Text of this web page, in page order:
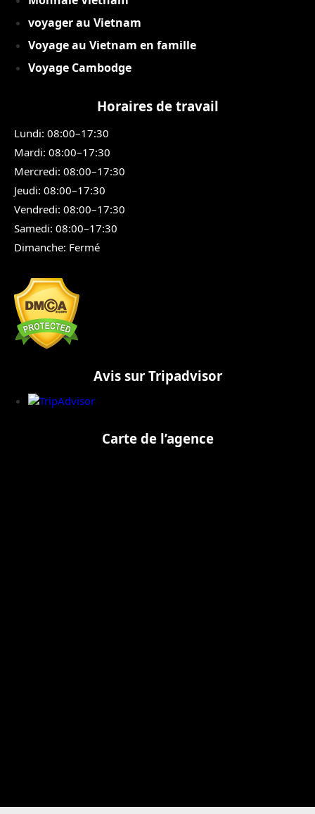
voyager au Vietnam
Voyage au Vietnam en famille
Voyage Cambodge
Horaires de travail
Lundi: 08:00–17:30
Mardi: 08:00–17:30
Mercredi: 08:00–17:30
Jeudi: 08:00–17:30
Vendredi: 08:00–17:30
Samedi: 08:00–17:30
Dimanche: Fermé
Avis sur Tripadvisor
Carte de l’agence